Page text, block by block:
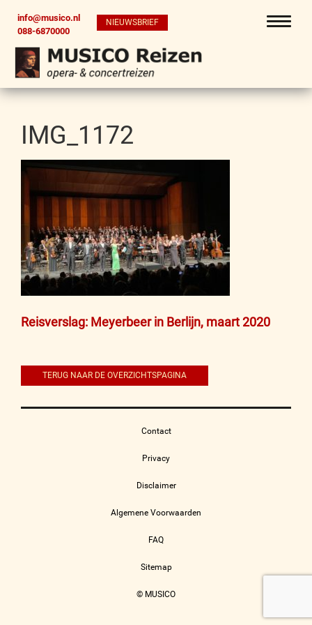
info@musico.nl
088-6870000
NIEUWSBRIEF
IMG_1172
Bericht
Reisverslag: Meyerbeer in Berlijn, maart 2020
TERUG NAAR DE OVERZICHTSPAGINA
Contact
Privacy
Disclaimer
Algemene Voorwaarden
FAQ
Sitemap
© MUSICO